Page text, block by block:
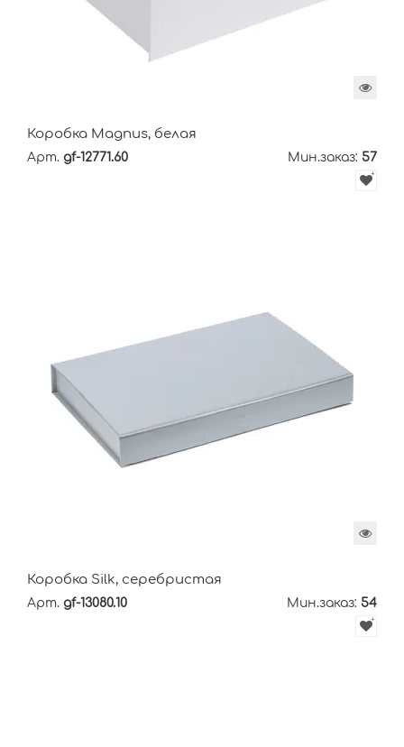
Коробка Magnus, белая
Арт. gf-12771.60 Мин.заказ: 57
Коробка Silk, серебристая
Арт. gf-13080.10 Мин.заказ: 54